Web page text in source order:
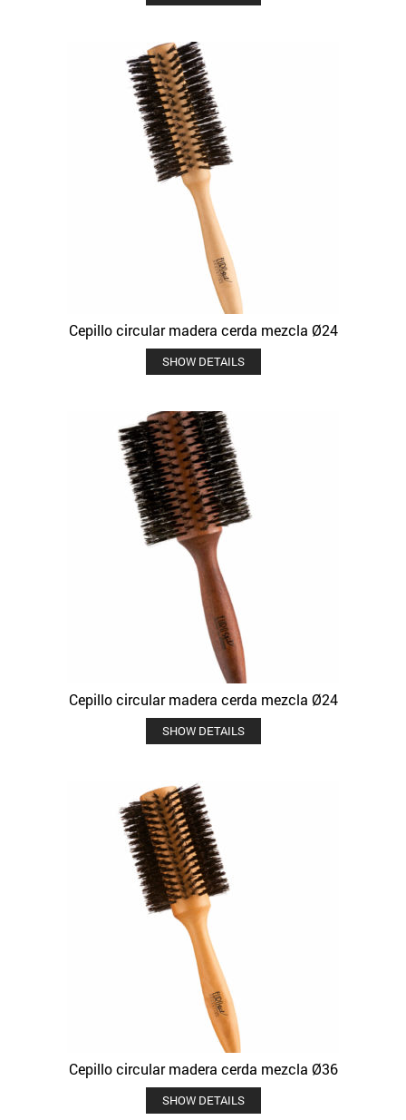
Cepillo circular madera cerda mezcla Ø24
SHOW DETAILS
Cepillo circular madera cerda mezcla Ø24
SHOW DETAILS
Cepillo circular madera cerda mezcla Ø36
SHOW DETAILS